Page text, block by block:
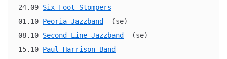
24.09 Six Foot Stompers
01.10 Peoria Jazzband
(se)
08.10 Second Line Jazzband
(se)
15.10 Paul Harrison Band